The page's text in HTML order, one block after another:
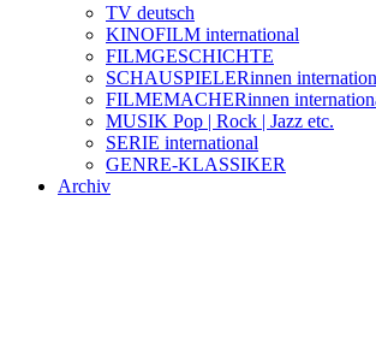
TV deutsch
KINOFILM international
FILMGESCHICHTE
SCHAUSPIELERinnen
FILMEMACHERinnen
MUSIK Pop | Rock | Jazz etc.
SERIE international
GENRE-KLASSIKER
Archiv